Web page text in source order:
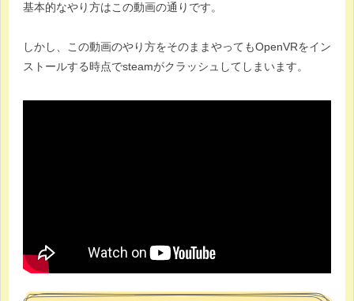
基本的なやり方はこの動画の通りです。
しかし、この動画のやり方をそのままやってもOpenVRをイン
ストールする時点でsteamがクラッシュしてしまいます。